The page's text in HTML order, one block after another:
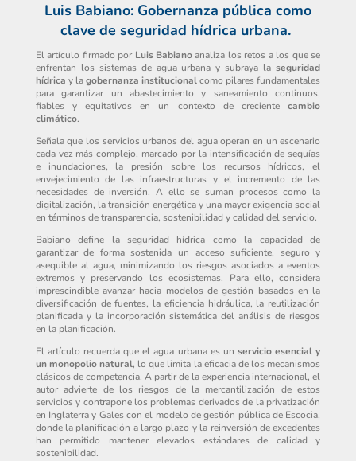
Luis Babiano: Gobernanza pública como
clave de seguridad hídrica urbana.
El artículo firmado por Luis Babianoanaliza los retos a los que se
enfrentan los sistemas de agua urbana y subraya laseguridad
hídrica y lagobernanza institucionalcomo pilares fundamentales
para garantizar un abastecimiento y saneamiento continuos,
fiables y equitativos en un contexto de crecientecambio
climático.
Señala que los servicios urbanos del agua operan en un escenario
cada vez más complejo, marcado por la intensificación de sequías
e inundaciones, la presión sobre los recursos hídricos, el
envejecimiento de las infraestructuras y el incremento de las
necesidades de inversión. A ello se suman procesos como la
digitalización, la transición energética y una mayor exigencia social
en términos de transparencia, sostenibilidad y calidad del servicio.
Babiano define la seguridad hídrica como la capacidad de
garantizar de forma sostenida un acceso suficiente, seguro y
asequible al agua, minimizando los riesgos asociados a eventos
extremos y preservando los ecosistemas. Para ello, considera
imprescindible avanzar hacia modelos de gestión basados en la
diversificación de fuentes, la eficiencia hidráulica, la reutilización
planificada y la incorporación sistemática del análisis de riesgos
en la planificación.
El artículo recuerda que el agua urbana es un servicio esencial y
un monopolio natural, lo que limita la eficacia de los mecanismos
clásicos de competencia. A partir de la experiencia internacional, el
autor advierte de los riesgos de la mercantilización de estos
servicios y contrapone los problemas derivados de la privatización
en Inglaterra y Gales con el modelo de gestión pública de Escocia,
donde la planificación a largo plazo y la reinversión de excedentes
han permitido mantener elevados estándares de calidad y
sostenibilidad.